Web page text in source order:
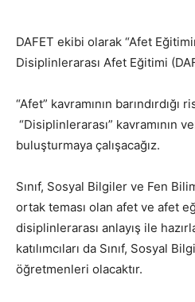
DAFET ekibi olarak “Afet
Disiplinlerarası Afet Eğitimi
“Afet” kavramının
“Disiplinlerarası” kavramının
buluşturmaya çalışacağız.
Sınıf, Sosyal Bilgiler ve Fen
ortak teması olan afet ve afet
disiplinlerarası anlayış ile
katılımcıları da Sınıf, Sosyal
öğretmenleri olacaktır.